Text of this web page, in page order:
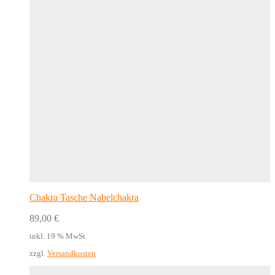
Chakra Tasche Nabelchakra
89,00 €
inkl. 19 % MwSt.
zzgl. Versandkosten